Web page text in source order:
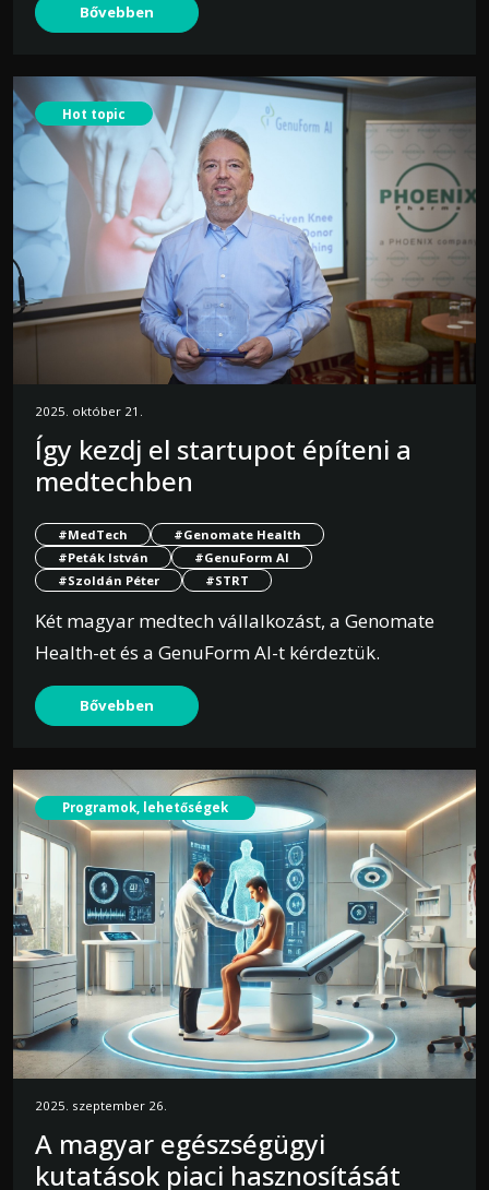
Bővebben
Hot topic
2025. október 21.
Így kezdj el startupot építeni a
medtechben
#MedTech
#Genomate Health
#Peták István
#GenuForm AI
#Szoldán Péter
#STRT
Két magyar medtech vállalkozást, a Genomate
Health-et és a GenuForm AI-t kérdeztük.
Bővebben
Programok, lehetőségek
2025. szeptember 26.
A magyar egészségügyi
kutatások piaci hasznosítását